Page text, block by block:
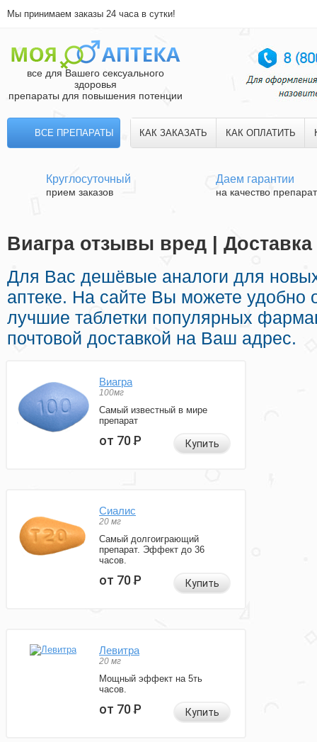
Мы принимаем заказы 24 часа в сутки!
все для Вашего сексуального
здоровья
препараты для повышения потенции
ВСЕ ПРЕПАРАТЫ КАК ЗАКАЗАТЬ КАК ОПЛАТИТЬ
Круглосуточный
прием заказов
Даем гарантии
на качество
Виагра отзывы вред |
Для Вас дешёвые аналоги для
аптеке. На сайте Вы можете удобно
лучшие таблетки популярных
почтовой доставкой на Ваш адрес.
Виагра
100мг
Самый известный в мире
препарат
от 70Р Купить
Сиалис
20 мг
Самый долгоиграющий
препарат. Эффект до 36
часов.
от 70Р Купить
Левитра
20 мг
Мощный эффект на 5ть
часов.
от 70Р Купить